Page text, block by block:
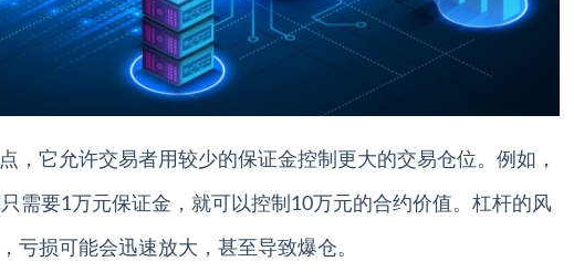
，它允许交易者用较少的保证金控制更大的交易仓位。例如，
需要1万元保证金，就可以控制10万元的合约价值。杠杆的风
亏损可能会迅速放大，甚至导致爆仓。